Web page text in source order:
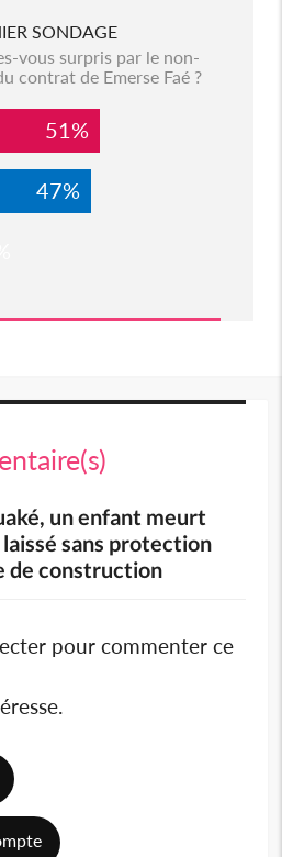
SONDAGE
vous surpris par le non-
contrat de Emerse Faé ?
51%
47%
un enfant meurt
sans protection
de construction
pour commenter ce